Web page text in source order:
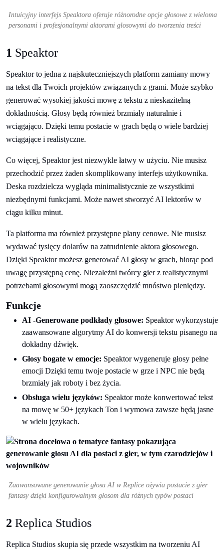
Intuicyjny interfejs Speaktora oferuje różnorodne opcje głosowe z wieloma
personami i profesjonalnymi aktorami głosowymi do tworzenia treści
1 Speaktor
Speaktor to jedna z najskuteczniejszych platform zamiany mowy
na tekst dla Twoich projektów związanych z grami. Może szybko
generować wysokiej jakości mowę z tekstu z nieskazitelną
dokładnością. Głosy będą również brzmiały naturalnie i
wciągająco. Dzięki temu postacie w grach będą o wiele bardziej
wciągające i realistyczne.
Co więcej, Speaktor jest niezwykle łatwy w użyciu. Nie musisz
przechodzić przez żaden skomplikowany interfejs użytkownika.
Deska rozdzielcza wygląda minimalistycznie ze wszystkimi
niezbędnymi funkcjami. Może nawet stworzyć AI lektorów w
ciągu kilku minut.
Ta platforma ma również przystępne plany cenowe. Nie musisz
wydawać tysięcy dolarów na zatrudnienie aktora głosowego.
Dzięki Speaktor możesz generować AI głosy w grach, biorąc pod
uwagę przystępną cenę. Niezależni twórcy gier z realistycznymi
potrzebami głosowymi mogą zaoszczędzić mnóstwo pieniędzy.
Funkcje
AI -Generowane podkłady głosowe: Speaktor wykorzystuje
zaawansowane algorytmy AI do konwersji tekstu pisanego na
dokładny dźwięk.
Głosy bogate w emocje: Speaktor wygeneruje głosy pełne
emocji Dzięki temu twoje postacie w grze i NPC nie będą
brzmiały jak roboty i bez życia.
Obsługa wielu języków: Speaktor może konwertować tekst
na mowę w 50+ językach Ton i wymowa zawsze będą jasne
w wielu językach.
Zaawansowane generowanie głosu AI w Replice ożywia postacie z gier
fantasy dzięki konfigurowalnym głosom dla różnych typów postaci
2 Replica Studios
Replica Studios skupia się przede wszystkim na tworzeniu AI